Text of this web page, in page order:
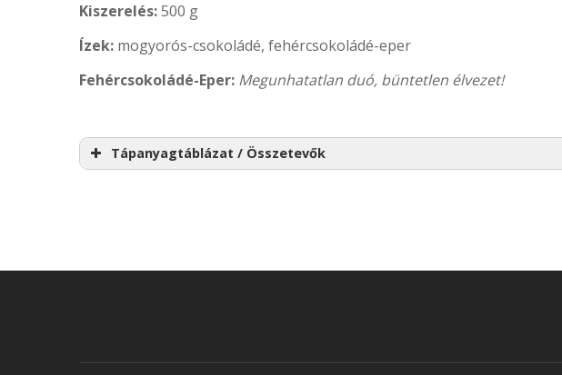
Kiszerelés:500 g
Ízek: mogyorós-csokoládé, fehércsokoládé-eper
Fehércsokoládé-Eper: Megunhatatlan duó, büntetlen élvezet!
Tápanyagtáblázat / Összetevők